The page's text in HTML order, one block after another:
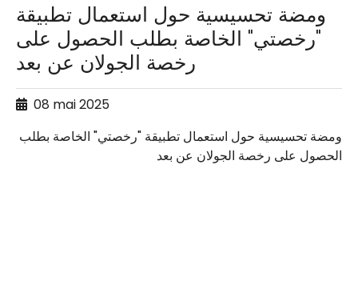
ومضة تحسيسية حول استعمال تطبيقة
"رخصتي" الخاصة بطلب الحصول على
رخصة الجولان عن بعد
08 mai 2025
ومضة تحسيسية حول استعمال تطبيقة "رخصتي" الخاصة بطلب
الحصول على رخصة الجولان عن بعد